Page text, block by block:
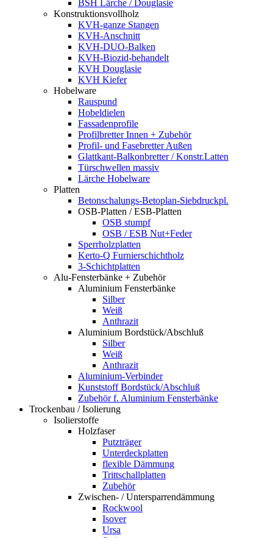
BSH Lärche / Douglasie
Konstruktionsvollholz
KVH-ganze Stangen
KVH-Anschnitt
KVH-DUO-Balken
KVH-Biozid-behandelt
KVH Douglasie
KVH Kiefer
Hobelware
Rauspund
Hobeldielen
Fassadenprofile
Profilbretter Innen + Zubehör
Profil- und Fasebretter Außen
Glattkant-Balkonbretter / Konstr.Latten
Türschwellen massiv
Lärche Hobelware
Platten
Betonschalungs-Betoplan-Siebdruckpl.
OSB-Platten / ESB-Platten
OSB stumpf
OSB / ESB Nut+Feder
Sperrholzplatten
Kerto-Q Furnierschichtholz
3-Schichtplatten
Alu-Fensterbänke + Zubehör
Aluminium Fensterbänke
Silber
Weiß
Anthrazit
Aluminium Bordstück/Abschluß
Silber
Weiß
Anthrazit
Aluminium-Verbinder
Kunststoff Bordstück/Abschluß
Zubehör f. Aluminium Fensterbänke
Trockenbau / Isolierung
Isolierstoffe
Holzfaser
Putzträger
Unterdeckplatten
flexible Dämmung
Trittschallplatten
Zubehör
Zwischen- / Untersparrendämmung
Rockwool
Isover
Ursa